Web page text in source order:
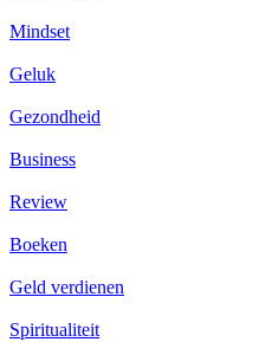
Mindset
Geluk
Gezondheid
Business
Review
Boeken
Geld verdienen
Spiritualiteit